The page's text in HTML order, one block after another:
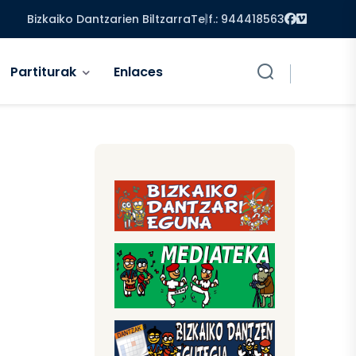
Bizkaiko Dantzarien BiltzarraTelf.: 944418563 Facebook
Vimeo
Partiturak Enlaces